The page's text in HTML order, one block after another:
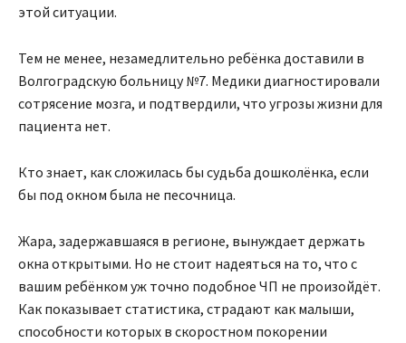
этой ситуации.
Тем не менее, незамедлительно ребёнка доставили в
Волгоградскую больницу №7. Медики диагностировали
сотрясение мозга, и подтвердили, что угрозы жизни для
пациента нет.
Кто знает, как сложилась бы судьба дошколёнка, если
бы под окном была не песочница.
Жара, задержавшаяся в регионе, вынуждает держать
окна открытыми. Но не стоит надеяться на то, что с
вашим ребёнком уж точно подобное ЧП не произойдёт.
Как показывает статистика, страдают как малыши,
способности которых в скоростном покорении